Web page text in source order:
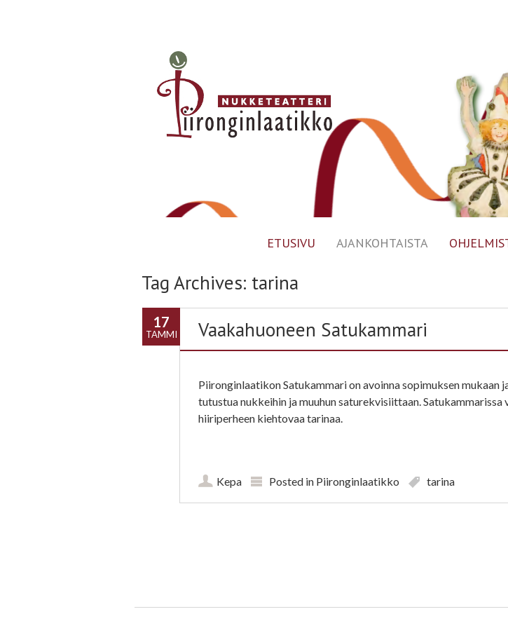
ETUSIVU AJANKOHTAISTA
Tag Archives: tarina
17
TAMMI Vaakahuoneen Satukammari
Piironginlaatikon Satukammari on avoinna sopimuksen mukaan
tutustua nukkeihin ja muuhun saturekvisiittaan. Satukammarissa
hiiriperheen kiehtovaa tarinaa.
Kepa Posted in Piironginlaatikko tarina